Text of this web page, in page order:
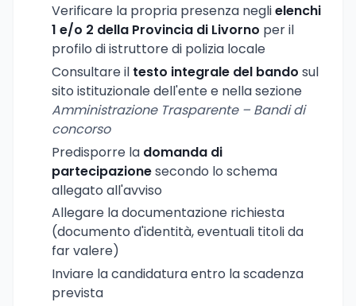
Verificare la propria presenza neglielenchi
1 e/o 2 della Provincia di Livorno per il
profilo di istruttore di polizia locale
Consultare il testo integrale del bando sul
sito istituzionale dell'ente e nella sezione
Amministrazione Trasparente – Bandi di
concorso
Predisporre la domanda di
partecipazionesecondo lo schema
allegato all'avviso
Allegare la documentazione richiesta
(documento d'identità, eventuali titoli da
far valere)
Inviare la candidatura entro la scadenza
prevista